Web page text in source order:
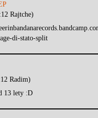
Rajtche)
di-stato-split
Radim)
13 lety :D